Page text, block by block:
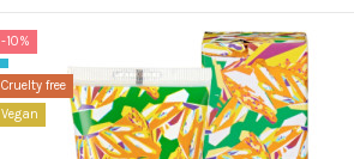
-10%
Cruelty free
Vegan